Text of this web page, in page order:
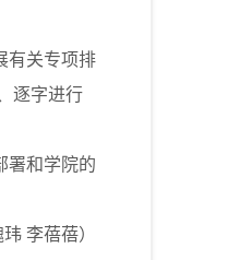
有关专项排
逐字进行
署和学院的
李蓓蓓）